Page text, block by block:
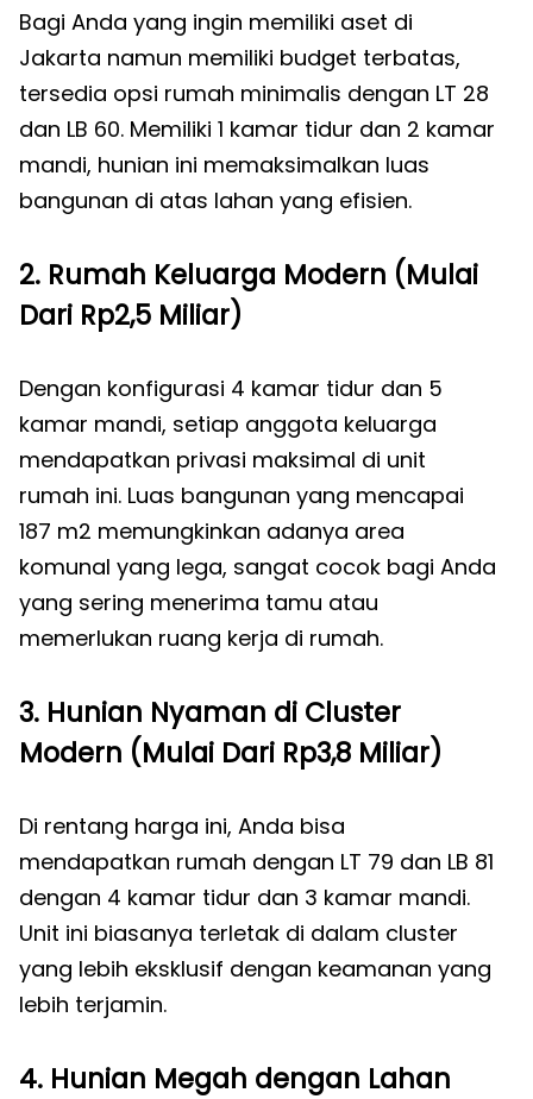
Bagi Anda yang ingin memiliki aset di
Jakarta namun memiliki budget terbatas,
tersedia opsi rumah minimalis dengan LT 28
dan LB 60. Memiliki 1 kamar tidur dan 2 kamar
mandi, hunian ini memaksimalkan luas
bangunan di atas lahan yang efisien.
2. Rumah Keluarga Modern (Mulai
Dari Rp2,5 Miliar)
Dengan konfigurasi 4 kamar tidur dan 5
kamar mandi, setiap anggota keluarga
mendapatkan privasi maksimal di unit
rumah ini. Luas bangunan yang mencapai
187 m2 memungkinkan adanya area
komunal yang lega, sangat cocok bagi Anda
yang sering menerima tamu atau
memerlukan ruang kerja di rumah.
3. Hunian Nyaman di Cluster
Modern (Mulai Dari Rp3,8 Miliar)
Di rentang harga ini, Anda bisa
mendapatkan rumah dengan LT 79 dan LB 81
dengan 4 kamar tidur dan 3 kamar mandi.
Unit ini biasanya terletak di dalam cluster
yang lebih eksklusif dengan keamanan yang
lebih terjamin.
4. Hunian Megah dengan Lahan